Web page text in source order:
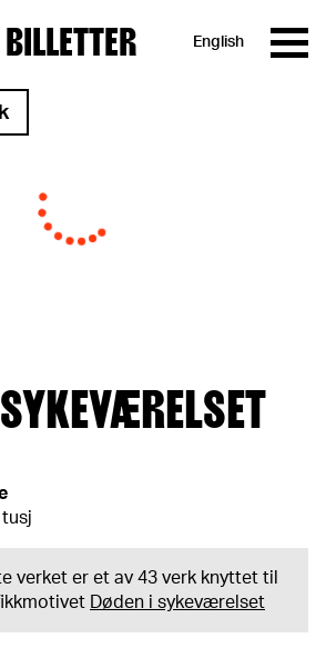
BILLETTER English
verket er et av 43 verk knyttet til
Døden i sykeværelset